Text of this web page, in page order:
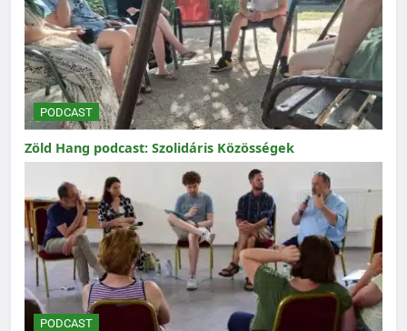
PODCAST
Zöld Hang podcast: Szolidáris Közösségek
PODCAST